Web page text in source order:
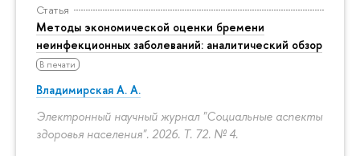
Статья
Методы экономической оценки бремени
неинфекционных заболеваний: аналитический обзор
В печати
Владимирская А. А.
Электронный научный журнал "Социальные аспекты
здоровья населения". 2026. Т. 72. № 4.